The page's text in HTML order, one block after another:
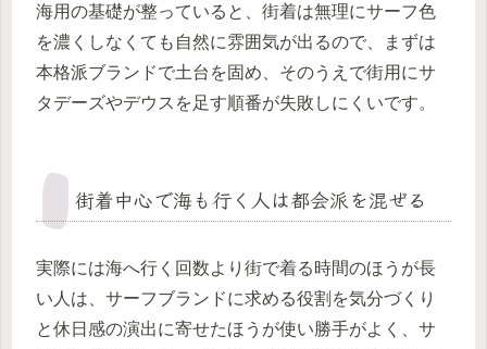
海用の基礎が整っていると、街着は無理にサーフ色
を濃くしなくても自然に雰囲気が出るので、まずは
本格派ブランドで土台を固め、そのうえで街用にサ
タデーズやデウスを足す順番が失敗しにくいです。
街着中心で海も行く人は都会派を混ぜる
実際には海へ行く回数より街で着る時間のほうが長
い人は、サーフブランドに求める役割を気分づくり
と休日感の演出に寄せたほうが使い勝手がよく、サ